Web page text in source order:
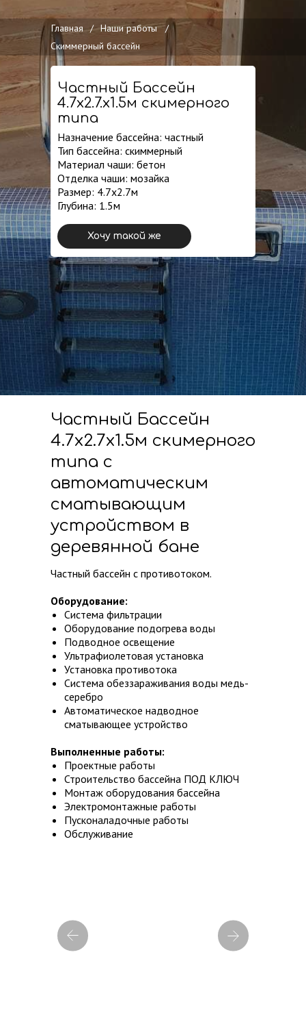
Главная Наши работы
/
/
Скиммерный бассейн
Частный Бассейн
4.7х2.7.х1.5м скимерного
типа
Назначение бассейна: частный
Тип бассейна: скиммерный
Материал чаши: бетон
Отделка чаши: мозайка
Размер: 4.7х2.7м
Глубина: 1.5м
Хочу такой же
Частный Бассейн
4.7х2.7х1.5м скимерного
типа с
автоматическим
сматывающим
устройством в
деревянной бане
Частный бассейн с противотоком.
Оборудование:
Система фильтрации
Оборудование подогрева воды
Подводное освещение
Ультрафиолетовая установка
Установка противотока
Система обеззараживания воды медь-
серебро
Автоматическое надводное
сматывающее устройство
Выполненные работы:
Проектные работы
Строительство бассейна ПОД КЛЮЧ
Монтаж оборудования бассейна
Электромонтажные работы
Пусконаладочные работы
Обслуживание